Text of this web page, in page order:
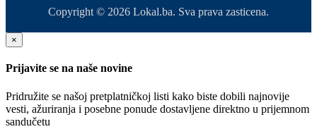
Copyright © 2026 Lokal.ba. Sva prava zasticena.
×
Prijavite se na naše novine
Pridružite se našoj pretplatničkoj listi kako biste dobili najnovije
vesti, ažuriranja i posebne ponude dostavljene direktno u prijemnom
sandučetu